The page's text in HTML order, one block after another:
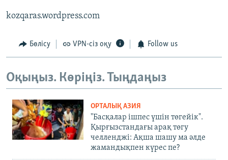
kozqaras.wordpress.com
Бөлісу VPN-сіз оқу Follow us
Оқыңыз. Көріңіз. Тыңдаңыз
ОРТАЛЫҚ АЗИЯ
"Басқалар ішпес үшін төгейік".
Қырғызстандағы арақ төгу
челленджі: Ақша шашу ма әлде
жамандықпен күрес пе?